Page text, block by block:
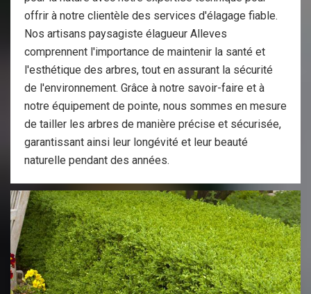
offrir à notre clientèle des services d'élagage fiable.
Nos artisans paysagiste élagueur Alleves
comprennent l'importance de maintenir la santé et
l'esthétique des arbres, tout en assurant la sécurité
de l'environnement. Grâce à notre savoir-faire et à
notre équipement de pointe, nous sommes en mesure
de tailler les arbres de manière précise et sécurisée,
garantissant ainsi leur longévité et leur beauté
naturelle pendant des années.